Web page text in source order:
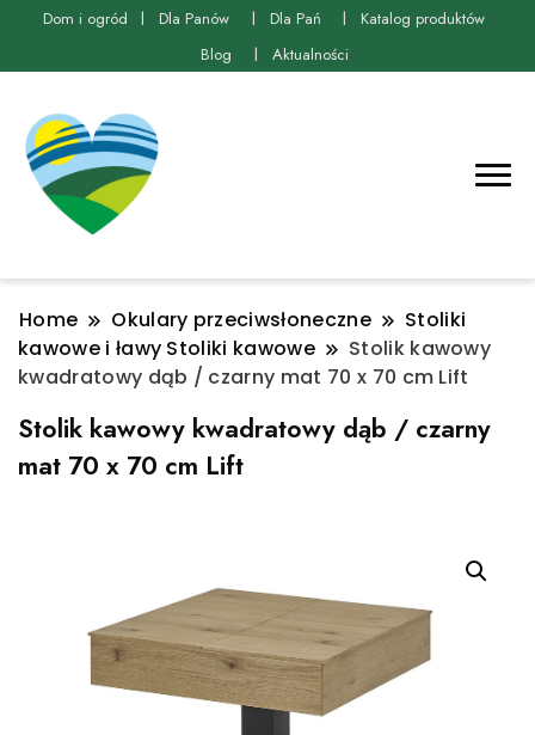
Dom i ogród Dla Panów Dla Pań
Katalog produktów
Blog
Aktualności
Home Okulary przeciwsłoneczne
Stoliki
kawowe i ławy Stoliki kawowe
Stolik kawowy
kwadratowy dąb / czarny mat 70 x 70 cm Lift
Stolik kawowy kwadratowy dąb / czarny
mat 70 x 70 cm Lift